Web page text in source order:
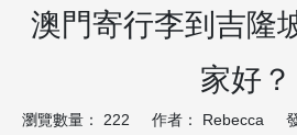
澳門寄行李到吉隆
家好？
瀏覽數量： 222 作者： Rebecca